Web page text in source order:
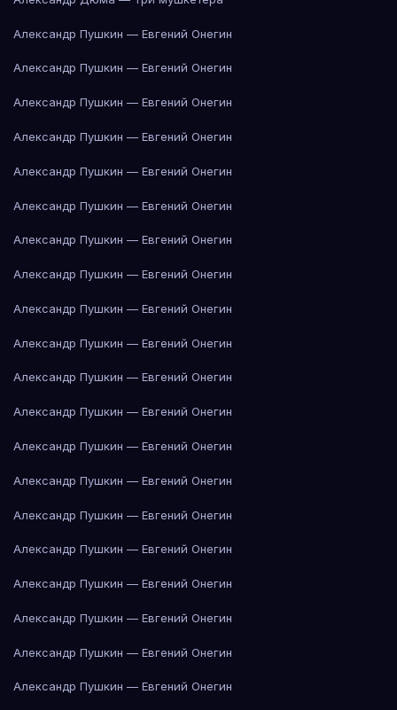
Александр Пушкин — Евгений Онегин
Александр Пушкин — Евгений Онегин
Александр Пушкин — Евгений Онегин
Александр Пушкин — Евгений Онегин
Александр Пушкин — Евгений Онегин
Александр Пушкин — Евгений Онегин
Александр Пушкин — Евгений Онегин
Александр Пушкин — Евгений Онегин
Александр Пушкин — Евгений Онегин
Александр Пушкин — Евгений Онегин
Александр Пушкин — Евгений Онегин
Александр Пушкин — Евгений Онегин
Александр Пушкин — Евгений Онегин
Александр Пушкин — Евгений Онегин
Александр Пушкин — Евгений Онегин
Александр Пушкин — Евгений Онегин
Александр Пушкин — Евгений Онегин
Александр Пушкин — Евгений Онегин
Александр Пушкин — Евгений Онегин
Александр Пушкин — Евгений Онегин